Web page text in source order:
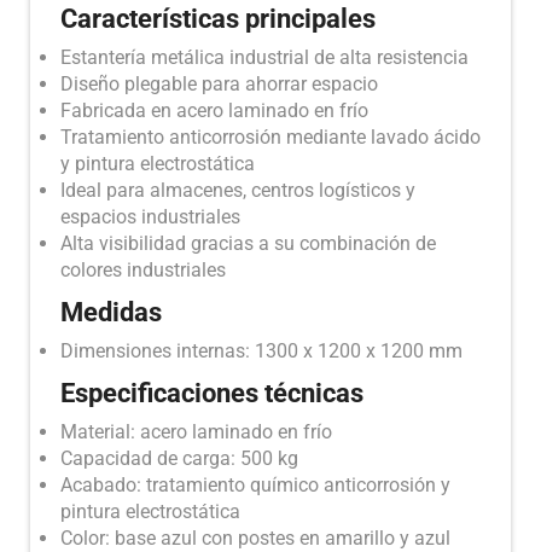
Características principales
Estantería metálica industrial de alta resistencia
Diseño plegable para ahorrar espacio
Fabricada en acero laminado en frío
Tratamiento anticorrosión mediante lavado ácido
y pintura electrostática
Ideal para almacenes, centros logísticos y
espacios industriales
Alta visibilidad gracias a su combinación de
colores industriales
Medidas
Dimensiones internas: 1300 x 1200 x 1200 mm
Especificaciones técnicas
Material: acero laminado en frío
Capacidad de carga: 500 kg
Acabado: tratamiento químico anticorrosión y
pintura electrostática
Color: base azul con postes en amarillo y azul